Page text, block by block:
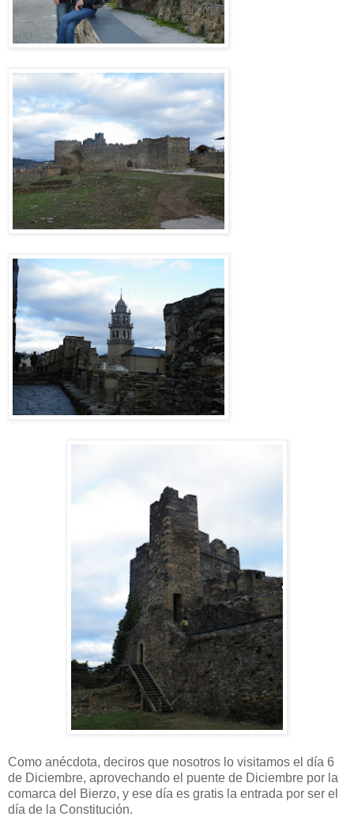
Como anécdota, deciros que nosotros lo visitamos el día 6
de Diciembre, aprovechando el puente de Diciembre por la
comarca del Bierzo, y ese día es gratis la entrada por ser el
día de la Constitución.